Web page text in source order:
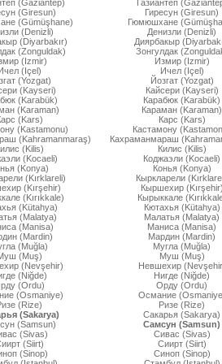
(Gaziantep)
(Giresun)
(Gümüşhane)
(Denizli)
(Diyarbakır)
(Zonguldak)
(Izmir)
(Içel)
(Yozgat)
(Kayseri)
(Karabük)
(Karaman)
(Kars)
(Kastamonu)
(Kahramanmaraş)
(Kilis)
(Kocaeli)
(Konya)
(Kırklareli)
(Kırşehir)
(Kırıkkale)
(Kütahya)
(Malatya)
(Manisa)
(Mardin)
(Muğla)
(Muş)
(Nevşehir)
(Niğde)
(Ordu)
(Osmaniye)
(Rize)
(Sakarya)
(Samsun)
(Sivas)
(Siirt)
(Sinop)
Газиантеп
Гиресун (Giresun)
Гюмюшхане
Денизли (Denizli)
Диярбакыр
Зонгулдак
Измир (Izmir)
Ичел (Içel)
Йозгат (Yozgat)
Кайсери (Kayseri)
Карабюк (Karabük)
Караман (Karaman)
Карс (Kars)
Кастамону
Кахраманмараш
Килис (Kilis)
Коджаэли (Kocaeli)
Конья (Konya)
Кыркларели
Кыршехир (Kırşehir)
Кырыккале
Кютахья (Kütahya)
Малатья (Malatya)
Маниса (Manisa)
Мардин (Mardin)
Мугла (Muğla)
Муш (Muş)
Невшехир
Нигде (Niğde)
Орду (Ordu)
Османие
Ризе (Rize)
Сакарья (Sakarya)
Самсун (Samsun)
Сивас (Sivas)
Сиирт (Siirt)
Синоп (Sinop)